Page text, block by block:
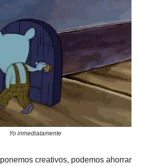
Yo inmediatamente
creativos, podemos ahorrar